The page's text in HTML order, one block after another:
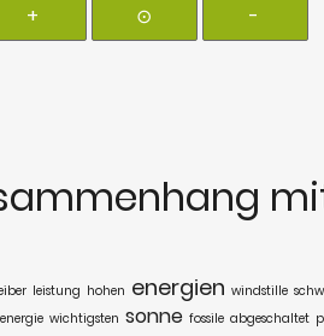
+ ⊙ -
leistung hohen energien windstille
wichtigsten sonne fossile abgeschaltet